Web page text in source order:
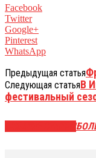
Facebook
Twitter
Google+
Pinterest
WhatsApp
Предыдущая статья
Следующая статьяВ
фестивальный